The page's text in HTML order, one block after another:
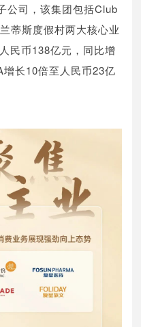
公司，该集团包括Club
蒂斯度假村两大核心业
民币138亿元，同比增
长10倍至人民币23亿